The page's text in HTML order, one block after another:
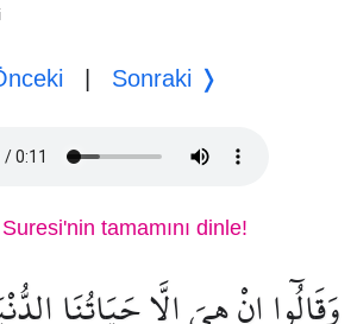
Sonraki ❭
tamamını dinle!
وَقَالُٓوا اِنْ هِيَ اِلَّا حَيَاتُنَا